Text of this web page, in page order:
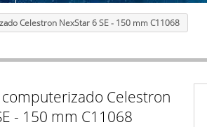
Celestron NexStar 6 SE - 150 mm C11068
Celestron
- 150 mm C11068